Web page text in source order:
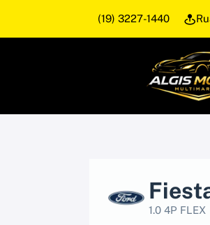
(19) 3227-1440
1.0 4P FLEX